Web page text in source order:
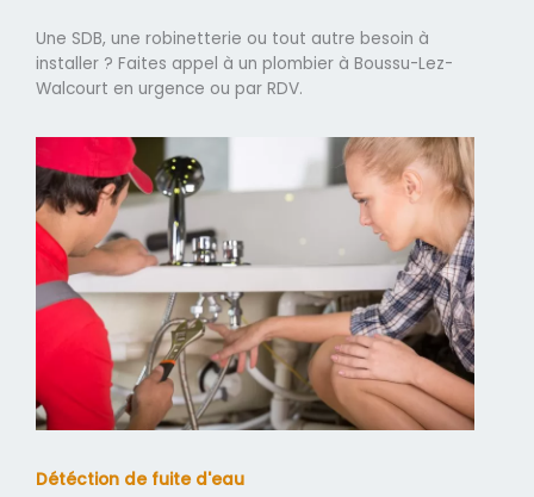
Une SDB, une robinetterie ou tout autre besoin à
installer ? Faites appel à un plombier à Boussu-Lez-
Walcourt en urgence ou par RDV.
Détéction de fuite d'eau